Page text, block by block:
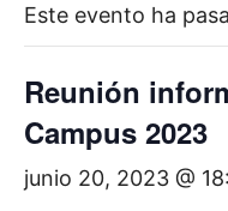
Este evento ha
Reunión
Campus 2023
junio 20, 2023 @